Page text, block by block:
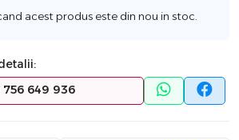
acest produs este din nou in stoc.
649 936